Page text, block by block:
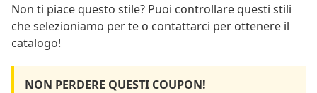
Non ti piace questo stile? Puoi controllare questi stili
che selezioniamo per te o contattarci per ottenere il
catalogo!
NON PERDERE QUESTI COUPON!